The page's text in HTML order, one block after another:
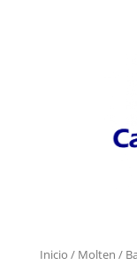
Inicio / Molten /